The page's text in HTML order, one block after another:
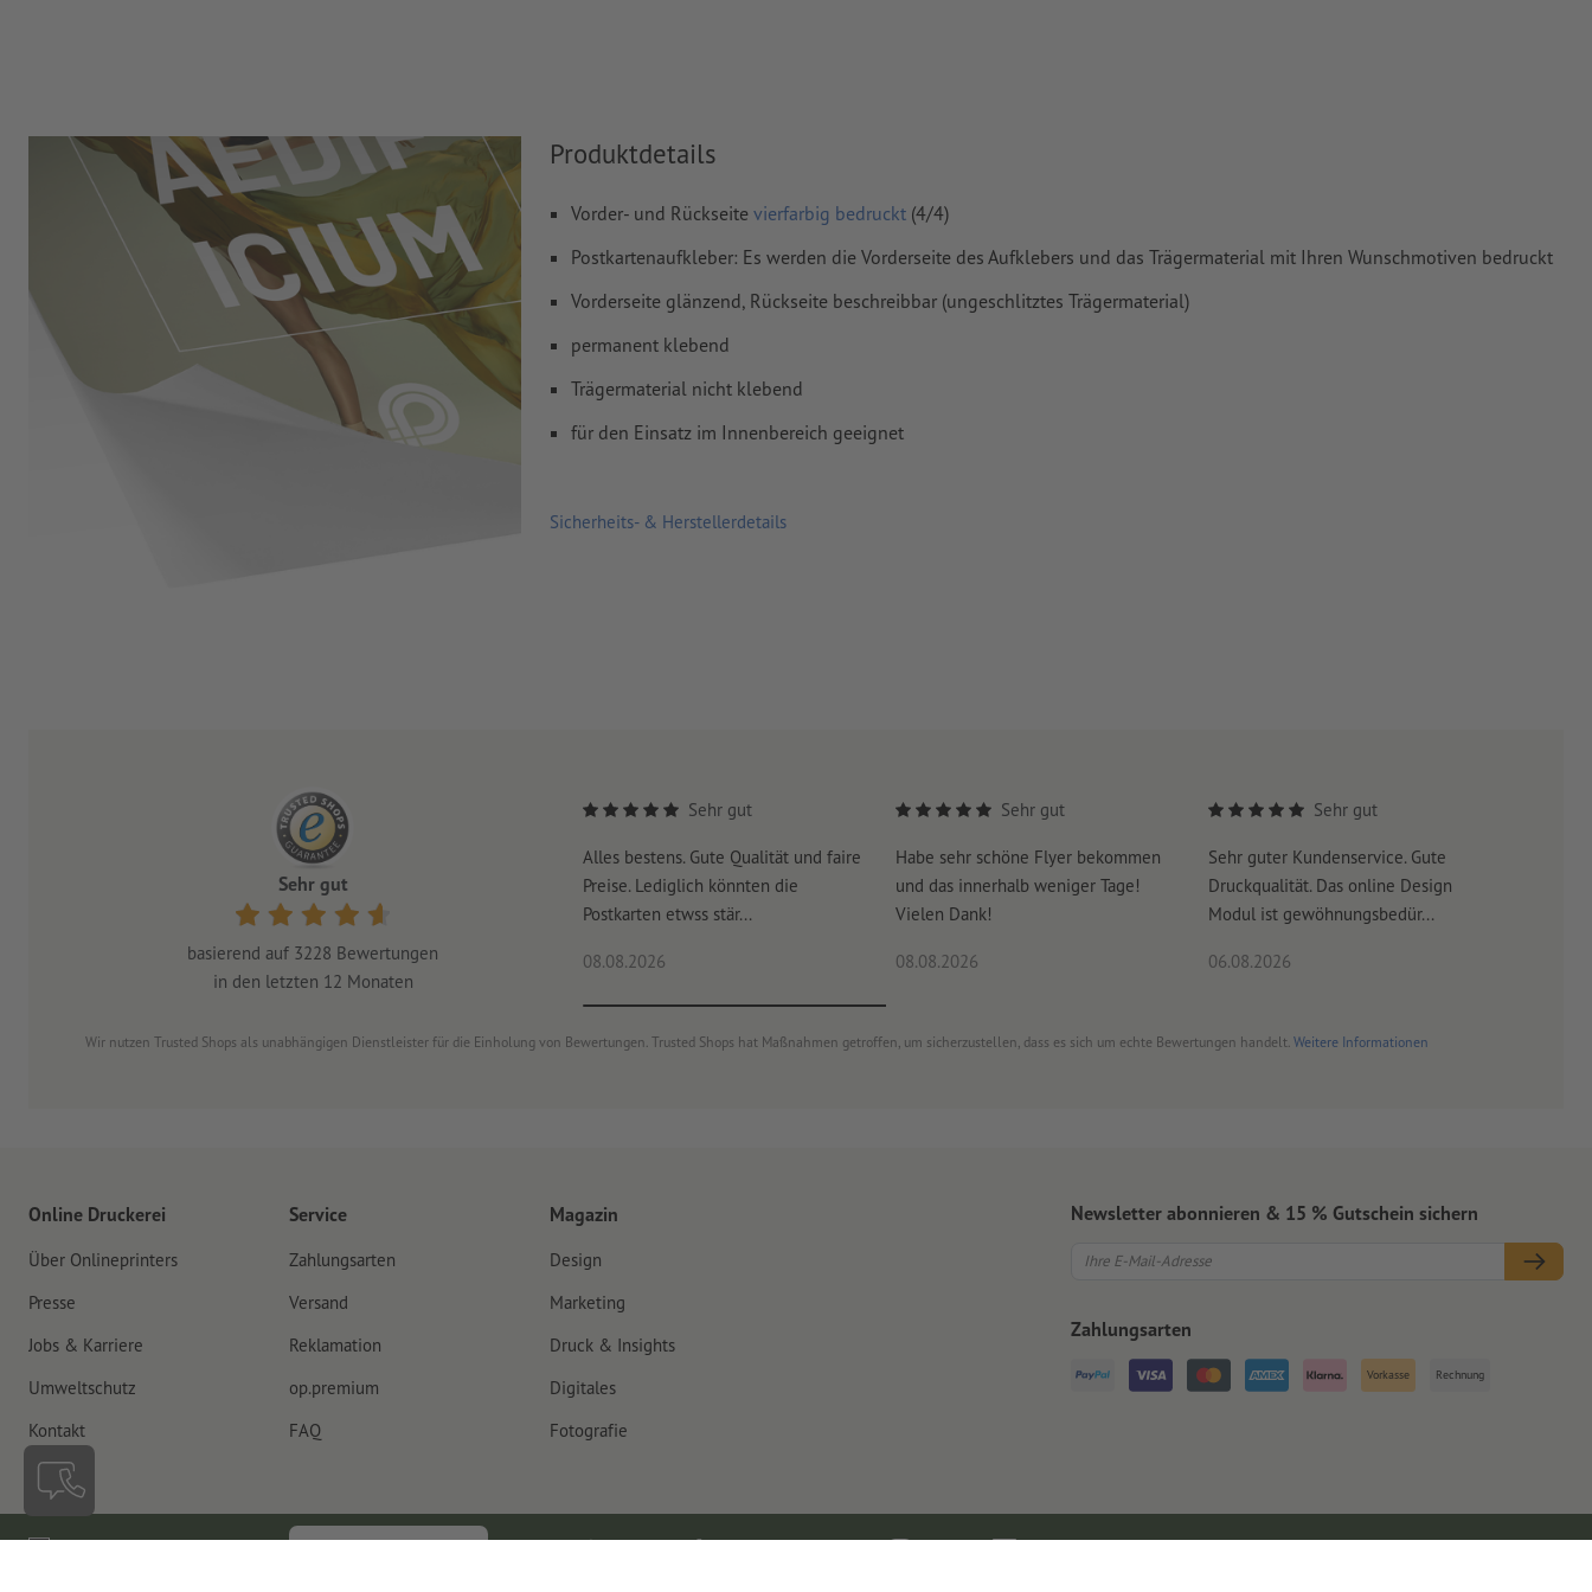
Produktdetails
Vorder- und Rückseite vierfarbig bedruckt (4/4)
Postkartenaufkleber: Es werden die Vorderseite des Aufklebers und das Trägermaterial mit Ihren Wunschmotiven bedruckt
Vorderseite glänzend, Rückseite beschreibbar (ungeschlitztes Trägermaterial)
permanent klebend
Trägermaterial nicht klebend
für den Einsatz im Innenbereich geeignet
Sicherheits- & Herstellerdetails
Sehr gut
basierend auf 3228 Bewertungen
in den letzten 12 Monaten
Sehr gut
Alles bestens. Gute Qualität und faire
Preise. Lediglich könnten die
Postkarten etwss stär...
08.08.2026
Sehr gut
Habe sehr schöne Flyer bekommen
und das innerhalb weniger Tage!
Vielen Dank!
08.08.2026
Sehr gut
Sehr guter Kundenservice. Gute
Druckqualität. Das online Design
Modul ist gewöhnungsbedür...
06.08.2026
Wir nutzen Trusted Shops als unabhängigen Dienstleister für die Einholung von Bewertungen. Trusted Shops hat Maßnahmen getroffen, um sicherzustellen, dass es sich um echte Bewertungen handelt. Weitere Informationen
Online Druckerei
Über Onlineprinters
Presse
Jobs & Karriere
Umweltschutz
Kontakt
Service
Zahlungsarten
Versand
Reklamation
op.premium
FAQ
Magazin
Design
Marketing
Druck & Insights
Digitales
Fotografie
Newsletter abonnieren & 15 % Gutschein sichern
Zahlungsarten
Vorkasse Rechnung
Deutschland